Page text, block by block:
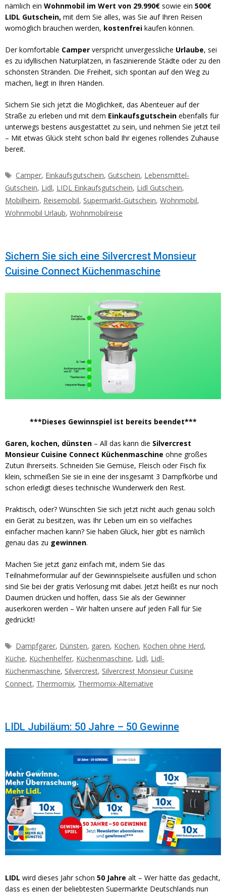
nämlich ein Wohnmobil im Wert von 29.990€ sowie ein 500€
LIDL Gutschein, mit dem Sie alles, was Sie auf Ihren Reisen
womöglich brauchen werden, kostenfrei kaufen können.
Der komfortable Camper verspricht unvergessliche Urlaube, sei
es zu idyllischen Naturplätzen, in faszinierende Städte oder zu den
schönsten Stränden. Die Freiheit, sich spontan auf den Weg zu
machen, liegt in Ihren Händen.
Sichern Sie sich jetzt die Möglichkeit, das Abenteuer auf der
Straße zu erleben und mit dem Einkaufsgutschein ebenfalls für
unterwegs bestens ausgestattet zu sein, und nehmen Sie jetzt teil
– Mit etwas Glück steht schon bald Ihr eigenes rollendes Zuhause
bereit.
Schlagwörter
Camper, Einkaufsgutschein, Gutschein, Lebensmittel-
Gutschein, Lidl, LIDL Einkaufsgutschein, Lidl Gutschein,
Mobilheim, Reisemobil, Supermarkt-Gutschein, Wohnmobil,
Wohnmobil Urlaub, Wohnmobilreise
Sichern Sie sich eine Silvercrest Monsieur
Cuisine Connect Küchenmaschine
***Dieses Gewinnspiel ist bereits beendet***
Garen, kochen, dünsten – All das kann die Silvercrest
Monsieur Cuisine Connect Küchenmaschine ohne großes
Zutun Ihrerseits. Schneiden Sie Gemüse, Fleisch oder Fisch fix
klein, schmeißen Sie sie in eine der insgesamt 3 Dampfkörbe und
schon erledigt dieses technische Wunderwerk den Rest.
Praktisch, oder? Wünschten Sie sich jetzt nicht auch genau solch
ein Gerät zu besitzen, was Ihr Leben um ein so vielfaches
einfacher machen kann? Sie haben Glück, hier gibt es nämlich
genau das zu gewinnen.
Machen Sie jetzt ganz einfach mit, indem Sie das
Teilnahmeformular auf der Gewinnspielseite ausfüllen und schon
sind Sie bei der gratis Verlosung mit dabei. Jetzt heißt es nur noch
Daumen drücken und hoffen, dass Sie als der Gewinner
auserkoren werden – Wir halten unsere auf jeden Fall für Sie
gedrückt!
Schlagwörter
Dampfgarer, Dünsten, garen, Kochen, Kochen ohne Herd,
Küche, Küchenhelfer, Küchenmaschine, Lidl, Lidl-
Küchenmaschine, Silvercrest, Silvercrest Monsieur Cuisine
Connect, Thermomix, Thermomix-Alternative
LIDL Jubiläum: 50 Jahre – 50 Gewinne
LIDL wird dieses Jahr schon 50 Jahre alt – Wer hätte das gedacht,
dass es einen der beliebtesten Supermärkte Deutschlands nun